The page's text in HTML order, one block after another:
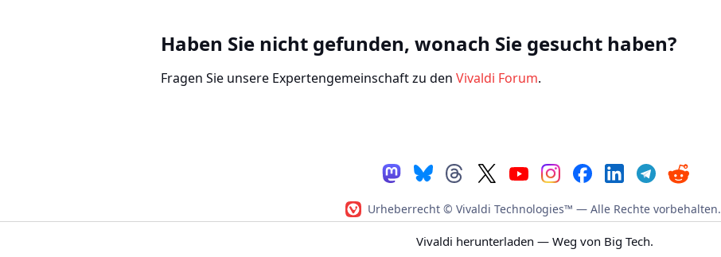
Haben Sie nicht gefunden, wonach Sie gesucht haben?
Fragen Sie unsere Expertengemeinschaft zu den Vivaldi Forum.
Urheberrecht © Vivaldi Technologies™ — Alle Rechte vorbehalten.
Vivaldi herunterladen — Weg von Big Tech.